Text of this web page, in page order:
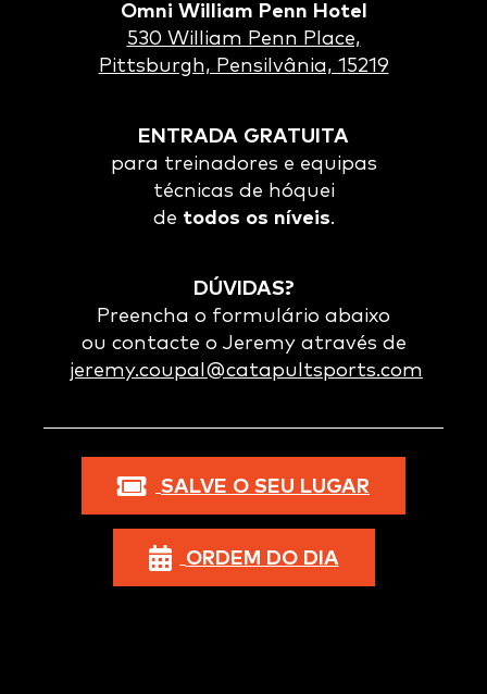
Omni William Penn Hotel
530 William Penn Place,
Pittsburgh, Pensilvânia, 15219
ENTRADA GRATUITA
para treinadores e equipas
técnicas de hóquei
de todos os níveis.
DÚVIDAS?
Preencha o formulário abaixo
ou contacte o Jeremy através de
jeremy.coupal@catapultsports.com
SALVE O SEU LUGAR
ORDEM DO DIA